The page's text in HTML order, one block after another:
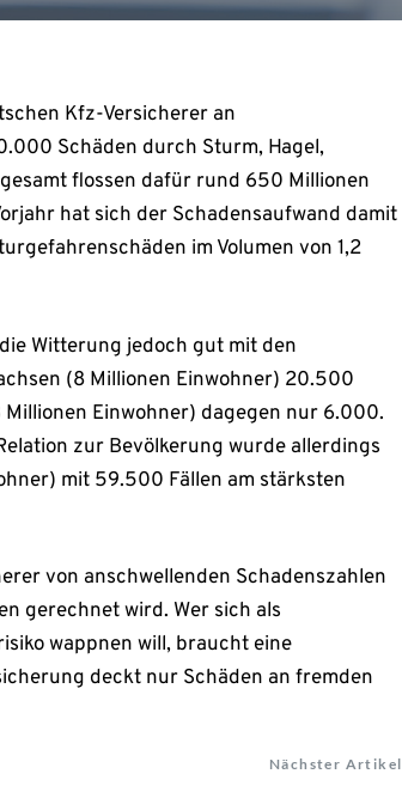
Kfz-Versicherer an
Schäden durch Sturm, Hagel,
flossen dafür rund 650 Millionen
hat sich der Schadensaufwand damit
im Volumen von 1,2
Witterung jedoch gut mit den
(8 Millionen Einwohner) 20.500
Einwohner) dagegen nur 6.000.
zur Bevölkerung wurde allerdings
mit 59.500 Fällen am stärksten
von anschwellenden Schadenszahlen
gerechnet wird. Wer sich als
wappnen will, braucht eine
deckt nur Schäden an fremden
Nächster Artikel